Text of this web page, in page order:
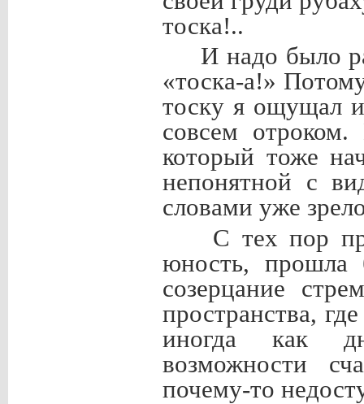
тоска!..
И надо было
«тоска-а!»
тоску я ощущал
совсем
который тоже
непонятной с
словами уже
С тех пор
юность, прошла
созерцание
пространства,
иногда как
возможности
почему-то